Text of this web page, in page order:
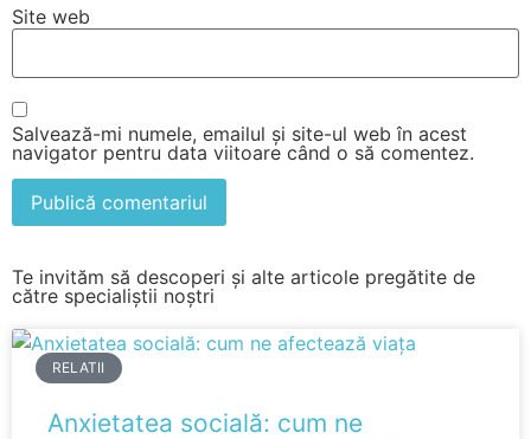
Site web
Salvează-mi numele, emailul și site-ul web în acest
navigator pentru data viitoare când o să comentez.
Te invităm să descoperi și alte articole pregătite de
către specialiștii noștri
RELATII
Anxietatea socială: cum ne